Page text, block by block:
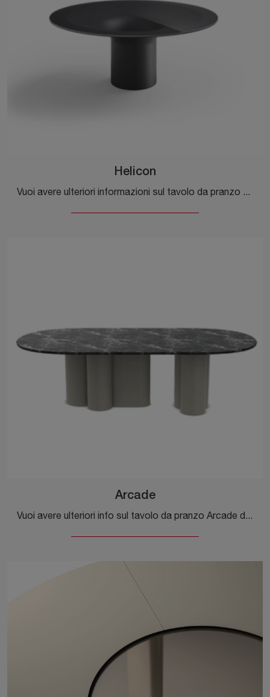
Helicon
Vuoi avere ulteriori informazioni sul tavolo da pranzo Helicon di Desalto? Clicca e ottieni informazioni sui modelli fissi della marca.
Arcade
Vuoi avere ulteriori info sul tavolo da pranzo Arcade di Ditre Italia? Clicca e scopri di più sui modelli fissi del marchio.